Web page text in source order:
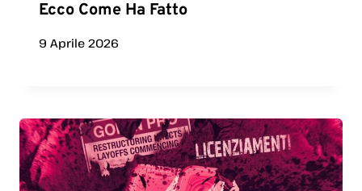
Ecco Come Ha Fatto
9 Aprile 2026